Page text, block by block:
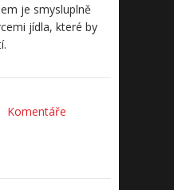
je smysluplně
jídla, které by
Komentáře